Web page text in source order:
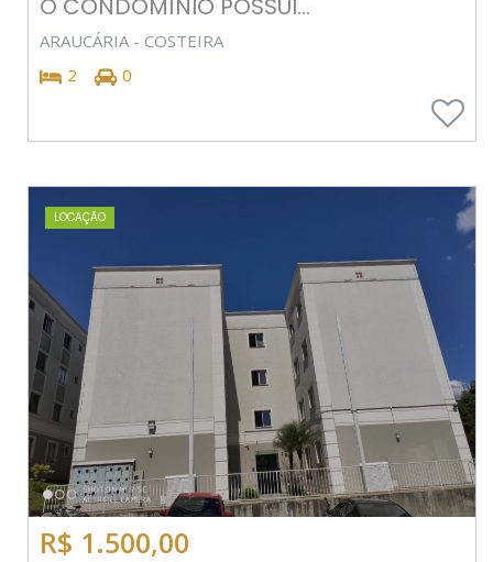
O CONDOMÍNIO POSSUI...
ARAUCÁRIA - COSTEIRA
2
0
LOCAÇÃO
R$ 1.500,00